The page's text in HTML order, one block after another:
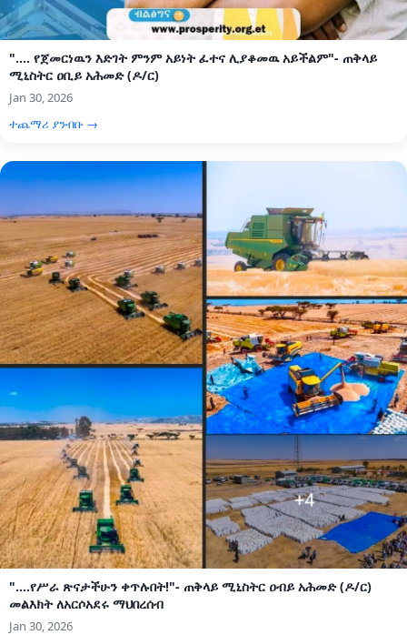
".... የጀመርነዉን እድገት ምንም አይነት ፈተና ሊያቆመዉ አይችልም"- ጠቅላይ
ሚኒስትር ዐቢይ አሕመድ (ዶ/ር)
Jan 30, 2026
ተጨማሪ ያንብቡ →
"....የሥራ ጽናታችሁን ቀጥሉበት!"- ጠቅላይ ሚኒስትር ዐብይ አሕመድ (ዶ/ር)
መልእክት ለአርሶአደሩ ማህበረሰብ
Jan 30, 2026